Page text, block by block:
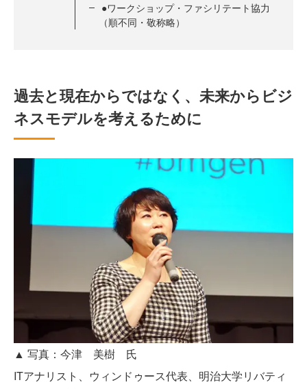
●ワークショップ・ファシリテート協力
（順不同・敬称略）
過去と現在からではなく、未来からビジ
ネスモデルを考えるために
▲ 写真：今津 美樹 氏
ITアナリスト、ウィンドゥース代表、明治大学リバティ